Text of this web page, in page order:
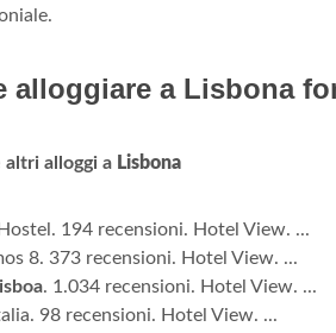
alloggiare a Lisbona
altri alloggi a Lisbona
194 recensioni. Hotel View. ...
8. 373 recensioni. Hotel View. ...
. 1.034 recensioni. Hotel View. ...
98 recensioni. Hotel View. ...